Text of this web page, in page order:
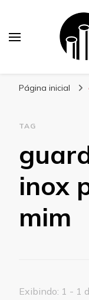
Página inicial
TAG
inox
mim
Exibindo: 1 - 1